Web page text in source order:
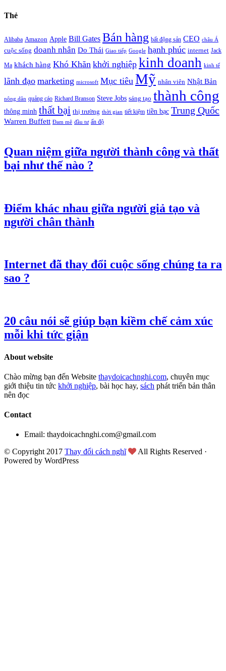
Thẻ
Alibaba Amazon Apple Bill Gates Bán hàng bất động sản CEO châu Á
cuộc sống doanh nhân Do Thái Giao tiếp Google hạnh phúc internet Jack
Ma khách hàng Khó Khăn khởi nghiệp kinh doanh kinh tế
lãnh đạo marketing microsoft Mục tiêu Mỹ nhân viên Nhật Bản
nông dân quảng cáo Richard Branson Steve Jobs sáng tạo thành công
thông minh thất bại thị trường thời gian tiết kiệm tiền bạc Trung Quốc
Warren Buffett Đam mê đầu tư ấn độ
Quan niệm giữa người thành công và thất
bại như thế nào ?
Điểm khác nhau giữa người giả tạo và
người chân thành
Internet đã thay đổi cuộc sống chúng ta ra
sao ?
20 câu nói sẽ giúp bạn kiềm chế cảm xúc
mỗi khi tức giận
About website
Chào mừng bạn đến Website thaydoicachnghi.com, chuyên mục
giới thiệu tin tức khởi nghiệp, bài học hay, sách phát triển bản thân
nên đọc
Contact
Email: thaydoicachnghi.com@gmail.com
© Copyright 2017 Thay đổi cách nghĩ
All Rights Reserved ·
Powered by WordPress